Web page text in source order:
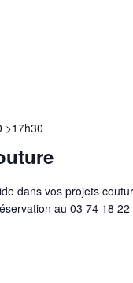
>17h30
dans vos projets
au 03 74 18